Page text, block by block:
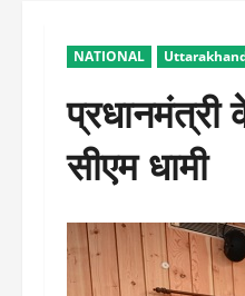
NATIONAL
सीएम धामी